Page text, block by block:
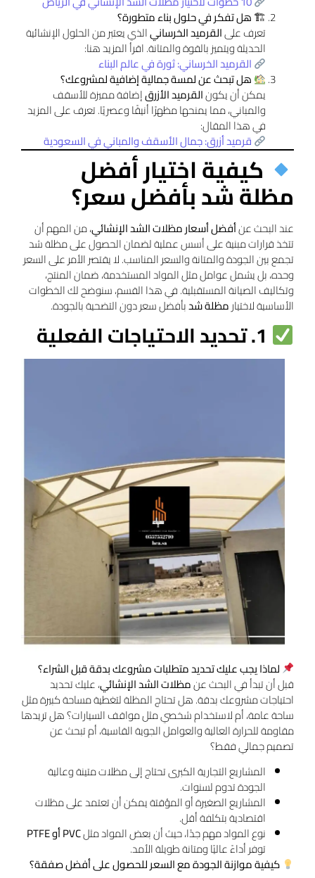
🏗 هل تفكر في حلول بناء متطورة؟
تعرف علىالقرميد الخرسانيالذي يعتبر من الحلول الإنشائية
الحديثة ويتميز بالقوة والمتانة. اقرأ المزيد هنا:
القرميد الخرساني: ثورة في عالم البناء
هل تبحث عن لمسة جمالية إضافية لمشروعك؟
يمكن أن يكونالقرميد الأزرقإضافة مميزة للأسقف
والمباني، مما يمنحها مظهرًا أنيقًا وعصريًا. تعرف على المزيد
في هذا المقال:
قرميد أزرق: جمال الأسقف والمباني في السعودية
كيفية اختيار أفضل
مظلة شد بأفضل سعر؟
عند البحث عنأفضل أسعار مظلات الشد الإنشائي، من المهم أن
تتخذ قرارات مبنية على أسس عملية لضمان الحصول على مظلة شد
تجمع بين الجودة والمتانة والسعر المناسب. لا يقتصر الأمر على السعر
وحده، بل يشمل عوامل مثل المواد المستخدمة، ضمان المنتج،
وتكاليف الصيانة المستقبلية. في هذا القسم، سنوضح لك الخطوات
الأساسية لاختيارمظلة شدبأفضل سعر دون التضحية بالجودة.
لماذا يجب عليك تحديد متطلبات مشروعك بدقة قبل الشراء؟
قبل أن تبدأ في البحث عنمظلات الشد الإنشائي، عليك تحديد
احتياجات مشروعك بدقة. هل تحتاج المظلة لتغطية مساحة كبيرة مثل
ساحة عامة، أم لاستخدام شخصي مثل مواقف السيارات؟ هل تريدها
مقاومة للحرارة العالية والعوامل الجوية القاسية، أم تبحث عن
تصميم جمالي فقط؟
المشاريع التجارية الكبرى تحتاج إلى مظلات متينة وعالية
الجودة تدوم لسنوات.
المشاريع الصغيرة أو المؤقتة يمكن أن تعتمد على مظلات
اقتصادية بتكلفة أقل.
نوع المواد مهم جدًا، حيث أن بعض المواد مثلPVC أو PTFE
توفر أداءً عاليًا ومتانة طويلة الأمد.
كيفية موازنة الجودة مع السعر للحصول على أفضل صفقة؟